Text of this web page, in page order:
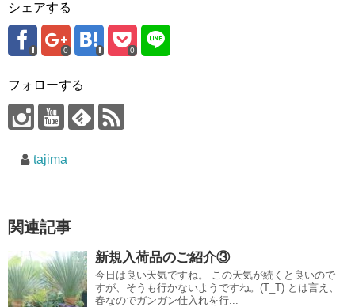
シェアする
0 0
フォローする
tajima
関連記事
新規入荷品のご紹介③
今日は良い天気ですね。 この天気が続くと良いので
すが、そうも行かないようですね。(T_T) とは言え、
春なのでガンガン仕入れを行...